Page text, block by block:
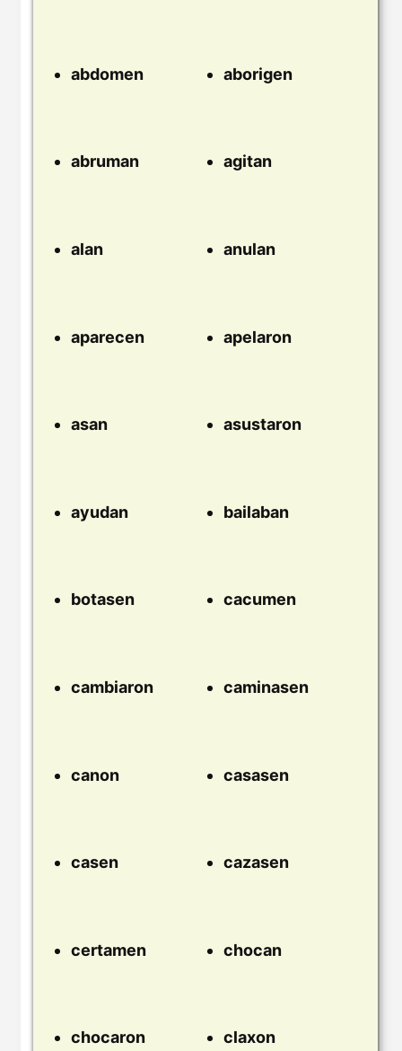
abdomen aborigen
abruman agitan
alan anulan
aparecen apelaron
asan asustaron
ayudan bailaban
botasen cacumen
cambiaron caminasen
canon casasen
casen cazasen
certamen chocan
chocaron claxon